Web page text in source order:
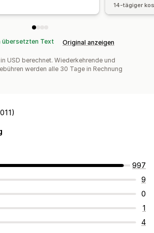
Domain Benutzerdefinierte Formulare
Branding
Zahlungen
14-tägiger
übersetzten Text Original anzeigen
USD berechnet. Wiederkehrende und
werden alle 30 Tage in Rechnung
997
9
0
1
4